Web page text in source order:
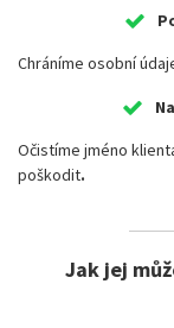
Chráníme osobní
Očistíme jméno
poškodit.
Jak jej